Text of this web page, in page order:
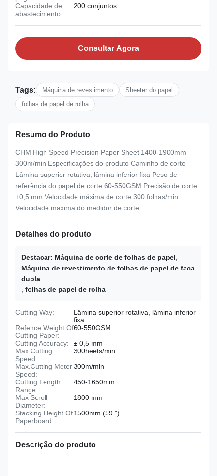
Capacidade de
abastecimento:
200 conjuntos
Consultar Agora
Tags: Máquina de revestimento
Sheeter do papel
folhas de papel de rolha
Resumo do Produto
CHM High Speed Precision Paper Sheet 1400-1900mm
300m/min Especificações do produto Caminho de corte
Lâmina superior rotativa, lâmina inferior fixa Peso de
referência do papel de corte 60-550GSM Precisão de corte
±0,5 mm Velocidade máxima de corte 300 folhas/min
Velocidade máxima do medidor de corte ...
Detalhes do produto
Destacar: Máquina de corte de folhas de papel
Máquina de revestimento de folhas de papel de faca
dupla
folhas de papel de rolha
Cutting Way:
Lâmina superior rotativa, lâmina inferior
fixa
Refence Weight Of
Cutting Paper:
60-550GSM
Cutting Accuracy:
± 0,5 mm
Max Cutting
Speed:
300heets/min
Max.Cutting Meter
Speed:
300m/min
Cutting Length
Range:
450-1650mm
Max Scroll
Diameter:
1800 mm
Stacking Height Of
Paperboard:
1500mm (59 ")
Descrição do produto